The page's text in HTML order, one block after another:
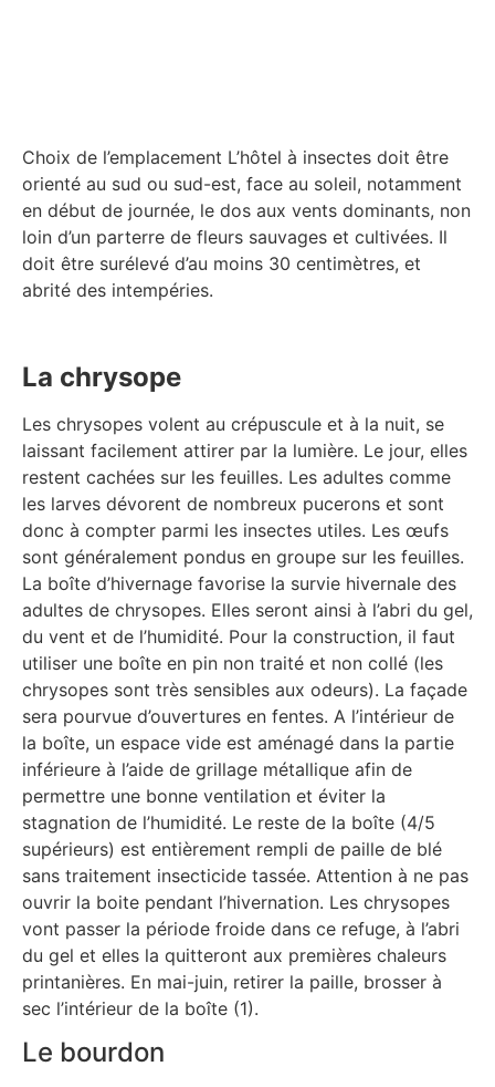
Choix de l’emplacement L’hôtel à insectes doit être
orienté au sud ou sud-est, face au soleil, notamment
en début de journée, le dos aux vents dominants, non
loin d’un parterre de fleurs sauvages et cultivées. Il
doit être surélevé d’au moins 30 centimètres, et
abrité des intempéries.
La chrysope
Les chrysopes volent au crépuscule et à la nuit, se
laissant facilement attirer par la lumière. Le jour, elles
restent cachées sur les feuilles. Les adultes comme
les larves dévorent de nombreux pucerons et sont
donc à compter parmi les insectes utiles. Les œufs
sont généralement pondus en groupe sur les feuilles.
La boîte d’hivernage favorise la survie hivernale des
adultes de chrysopes. Elles seront ainsi à l’abri du gel,
du vent et de l’humidité. Pour la construction, il faut
utiliser une boîte en pin non traité et non collé (les
chrysopes sont très sensibles aux odeurs). La façade
sera pourvue d’ouvertures en fentes. A l’intérieur de
la boîte, un espace vide est aménagé dans la partie
inférieure à l’aide de grillage métallique afin de
permettre une bonne ventilation et éviter la
stagnation de l’humidité. Le reste de la boîte (4/5
supérieurs) est entièrement rempli de paille de blé
sans traitement insecticide tassée. Attention à ne pas
ouvrir la boite pendant l’hivernation. Les chrysopes
vont passer la période froide dans ce refuge, à l’abri
du gel et elles la quitteront aux premières chaleurs
printanières. En mai-juin, retirer la paille, brosser à
sec l’intérieur de la boîte (1).
Le bourdon